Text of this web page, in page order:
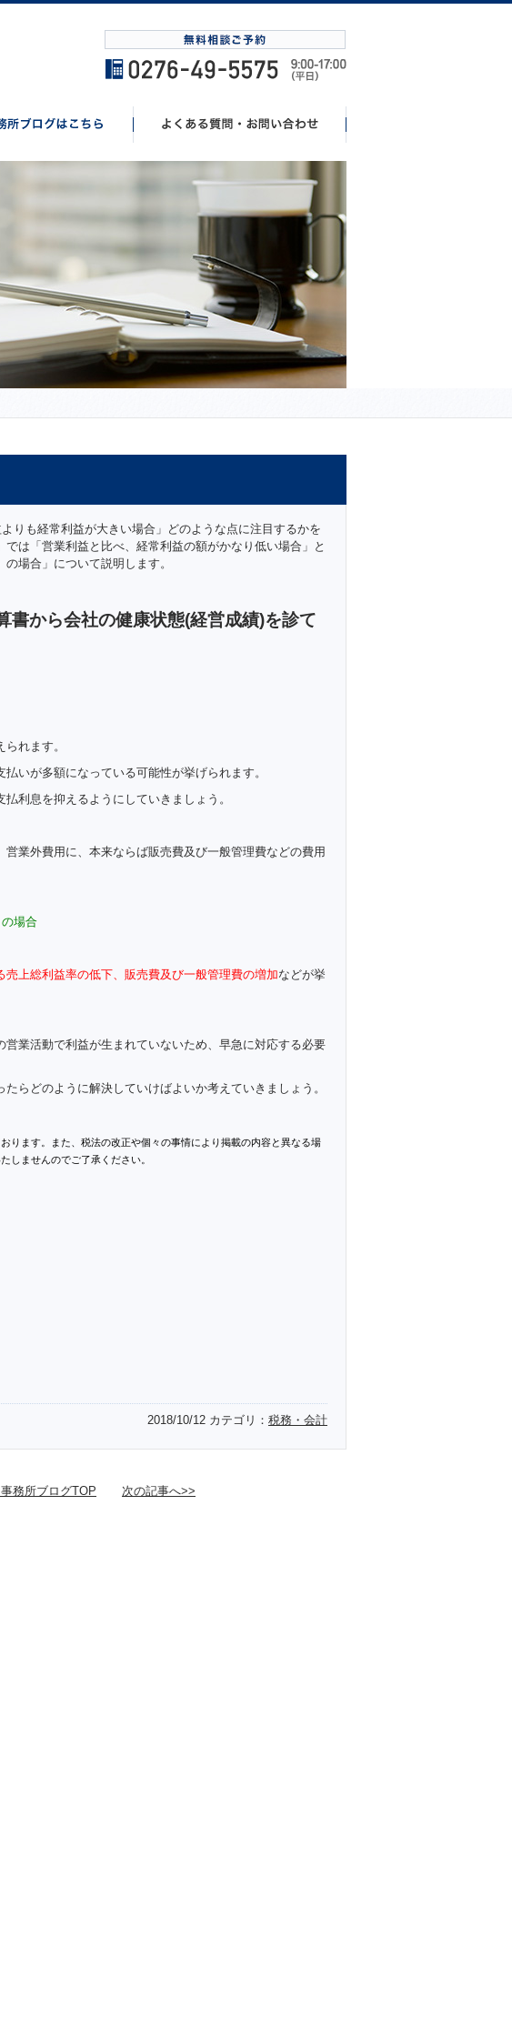
りも経常利益が大きい場合」どのような点に注目するかを
は「営業利益と比べ、経常利益の額がかなり低い場合」と
場合」について説明します。
から会社の健康状態(経営成績)を診て
られます。
いが多額になっている可能性が挙げられます。
利息を抑えるようにしていきましょう。
業外費用に、本来ならば販売費及び一般管理費などの費用
場合
上総利益率の低下、販売費及び一般管理費の増加などが挙
業活動で利益が生まれていないため、早急に対応する必要
らどのように解決していけばよいか考えていきましょう。
ります。また、税法の改正や個々の事情により掲載の内容と異なる場
しませんのでご了承ください。
2018/10/12 カテゴリ： 税務・会計
務所ブログTOP 次の記事へ>>